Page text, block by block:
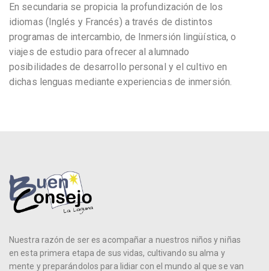
En secundaria se propicia la profundización de los
idiomas (Inglés y Francés) a través de distintos
programas de intercambio, de Inmersión lingüística, o
viajes de estudio para ofrecer al alumnado
posibilidades de desarrollo personal y el cultivo en
dichas lenguas mediante experiencias de inmersión.
Nuestra razón de ser es acompañar a nuestros niños y niñas
en esta primera etapa de sus vidas, cultivando su alma y
mente y preparándolos para lidiar con el mundo al que se van